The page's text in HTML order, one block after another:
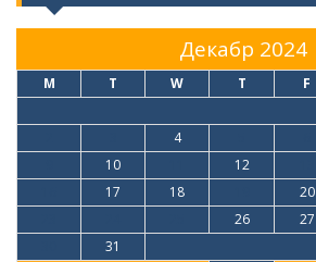
Декабр 2024
M T W T F
4
10 12
17 18 20
26 27
31